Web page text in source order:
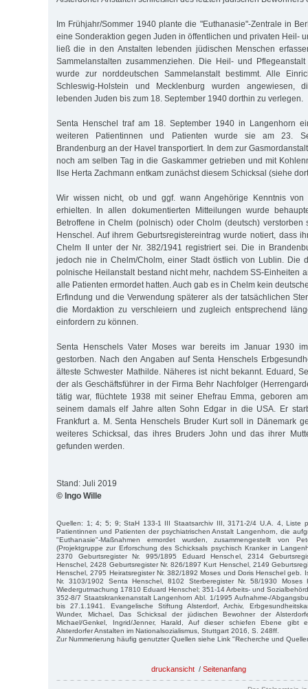
Im Frühjahr/Sommer 1940 plante die "Euthanasie"-Zentrale in
eine Sonderaktion gegen Juden in öffentlichen und privaten Heil-
ließ die in den Anstalten lebenden jüdischen Menschen
Sammelanstalten zusammenziehen. Die Heil- und
wurde zur norddeutschen Sammelanstalt bestimmt. Alle
Schleswig-Holstein und Mecklenburg wurden angewiesen,
lebenden Juden bis zum 18. September 1940 dorthin zu verlegen.
Senta Henschel traf am 18. September 1940 in Langenhorn
weiteren Patientinnen und Patienten wurde sie am 23.
Brandenburg an der Havel transportiert. In dem zur
noch am selben Tag in die Gaskammer getrieben und mit
Ilse Herta Zachmann entkam zunächst diesem Schicksal (siehe
Wir wissen nicht, ob und ggf. wann Angehörige Kenntnis von
erhielten. In allen dokumentierten Mitteilungen wurde
Betroffene in Chelm (polnisch) oder Cholm (deutsch)
Henschel. Auf ihrem Geburtsregistereintrag wurde notiert, dass
Chelm II unter der Nr. 382/1941 registriert sei. Die in
jedoch nie in Chelm/Cholm, einer Stadt östlich von Lublin. Die
polnische Heilanstalt bestand nicht mehr, nachdem SS-Einheiten
alle Patienten ermordet hatten. Auch gab es in Chelm kein
Erfindung und die Verwendung späterer als der tatsächlichen
die Mordaktion zu verschleiern und zugleich entsprechend
einfordern zu können.
Senta Henschels Vater Moses war bereits im Januar 1930
gestorben. Nach den Angaben auf Senta Henschels
älteste Schwester Mathilde. Näheres ist nicht bekannt. Eduard,
der als Geschäftsführer in der Firma Behr Nachfolger
tätig war, flüchtete 1938 mit seiner Ehefrau Emma, geboren
seinem damals elf Jahre alten Sohn Edgar in die USA. Er
Frankfurt a. M. Senta Henschels Bruder Kurt soll in Dänemark
weiteres Schicksal, das ihres Bruders John und das ihrer
gefunden werden.
Stand: Juli 2019
© Ingo Wille
Quellen: 1; 4; 5; 9; StaH 133-1 III Staatsarchiv III, 3171-2/4 U.A. 4, Liste
Patientinnen und Patienten der psychiatrischen Anstalt Langenhorn, die
"Euthanasie"-Maßnahmen ermordet wurden, zusammengestellt von
(Projektgruppe zur Erforschung des Schicksals psychisch Kranker in
2370 Geburtsregister Nr. 995/1895 Eduard Henschel, 2314
Henschel, 2428 Geburtsregister Nr. 826/1897 Kurt Henschel, 2149
Henschel, 2795 Heiratsregister Nr. 382/1892 Moses und Doris Henschel geb.
Nr. 3103/1902 Senta Henschel, 8102 Sterberegister Nr. 58/1930 Moses
Wiedergutmachung 17810 Eduard Henschel; 351-14 Arbeits- und
352-8/7 Staatskrankenanstalt Langenhorn Abl. 1/1995 Aufnahme-/
bis 27.1.1941. Evangelische Stiftung Alsterdorf, Archiv,
Wunder, Michael, Das Schicksal der jüdischen Bewohner der
Michael/Genkel, Ingrid/Jenner, Harald, Auf dieser schiefen Ebene gibt
Alsterdorfer Anstalten im Nationalsozialismus, Stuttgart 2016, S. 248ff.
Zur Nummerierung häufig genutzter Quellen siehe Link "Recherche und
druckansicht / Seitenanfang